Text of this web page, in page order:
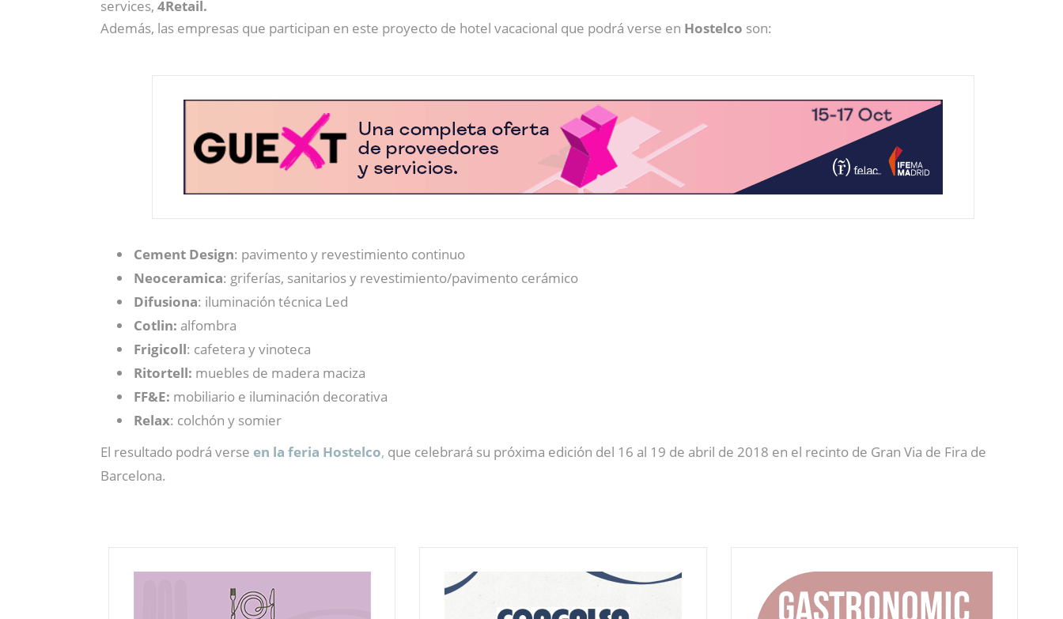
services, 4Retail.
Además, las empresas que participan en este proyecto de hotel vacacional que podrá verse en Hostelco son:
Cement Design: pavimento y revestimiento continuo
Neoceramica: griferías, sanitarios y revestimiento/pavimento cerámico
Difusiona: iluminación técnica Led
Cotlin: alfombra
Frigicoll: cafetera y vinoteca
Ritortell: muebles de madera maciza
FF&E: mobiliario e iluminación decorativa
Relax: colchón y somier
El resultado podrá verse en la feria Hostelco, que celebrará su próxima edición del 16 al 19 de abril de 2018 en el recinto de Gran Via de Fira de
Barcelona.